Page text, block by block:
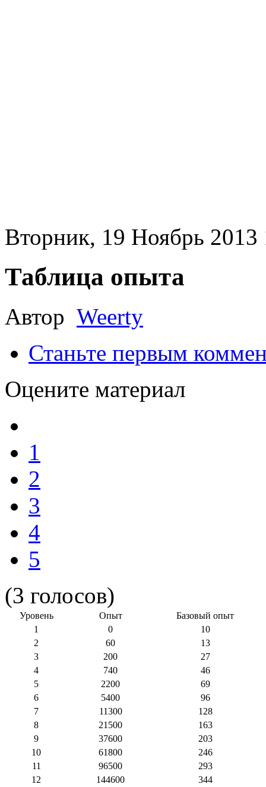
Вторник, 19 Ноябрь 2013
Таблица опыта
Автор Weerty
Станьте первым
Оцените материал
1
2
3
4
5
(3 голосов)
Уровень Опыт
Базовый опыт
1
0
10
2
60
13
3
200
27
4
740
46
5
2200
69
6
5400
96
7
11300
128
8
21500
163
9
37600
203
10
61800
246
11
96500
293
12
144600
344